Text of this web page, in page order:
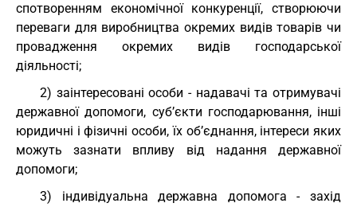
спотворенням економічної конкуренції, створюючи
переваги для виробництва окремих видів товарів чи
провадження окремих видів господарської
діяльності;
2) заінтересовані особи - надавачі та отримувачі
державної допомоги, суб’єкти господарювання, інші
юридичні і фізичні особи, їх об’єднання, інтереси яких
можуть зазнати впливу від надання державної
допомоги;
3) індивідуальна державна допомога - захід